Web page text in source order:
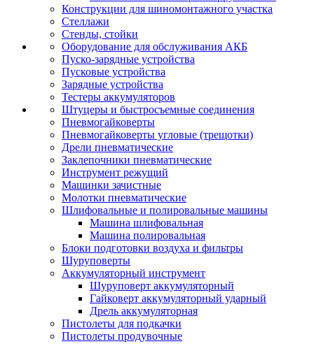
Конструкции для шиномонтажного участка
Стеллажи
Стенды, стойки
Оборудование для обслуживания АКБ
Пуско-зарядные устройства
Пусковые устройства
Зарядные устройства
Тестеры аккумуляторов
Штуцеры и быстросъемные соединения
Пневмогайковерты
Пневмогайковерты угловые (трещотки)
Дрели пневматические
Заклепочники пневматические
Инструмент режущий
Машинки зачистные
Молотки пневматические
Шлифовальные и полировальные машины
Машина шлифовальная
Машина полировальная
Блоки подготовки воздуха и фильтры
Шуруповерты
Аккумуляторный инструмент
Шуруповерт аккумуляторный
Гайковерт аккумуляторный ударный
Дрель аккумуляторная
Пистолеты для подкачки
Пистолеты продувочные